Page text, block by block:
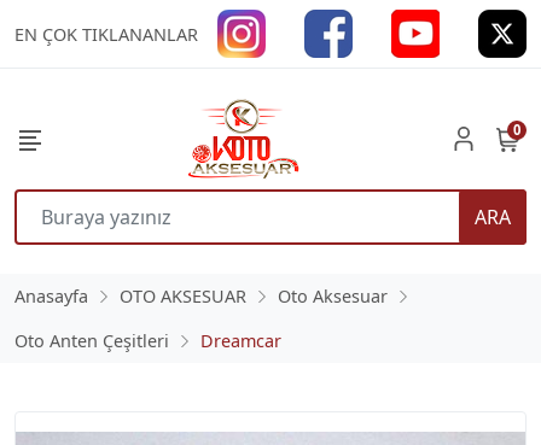
EN ÇOK TIKLANANLAR
ARA
0
Anasayfa OTO AKSESUAR
Oto Aksesuar
Oto Anten Çeşitleri
Dreamcar